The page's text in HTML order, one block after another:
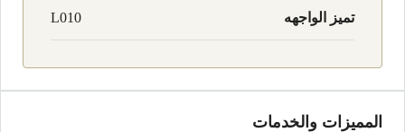
تميز الواجهه L010
المميزات والخدمات